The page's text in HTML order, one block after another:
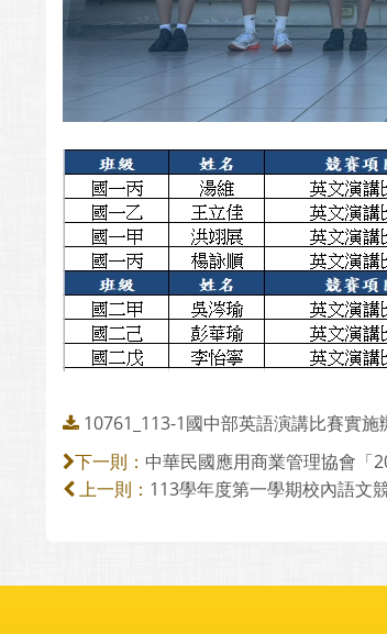
10761_113-1國中部英語演講比賽實
下一則： 中華民國應用商業管理協會「
上一則： 113學年度第一學期校內語文